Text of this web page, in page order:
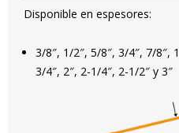
Disponible en espesores:
3/8″, 1/2″, 5/8″, 3/4″, 7/8″,
3/4″, 2″, 2-1/4″, 2-1/2″ y 3″